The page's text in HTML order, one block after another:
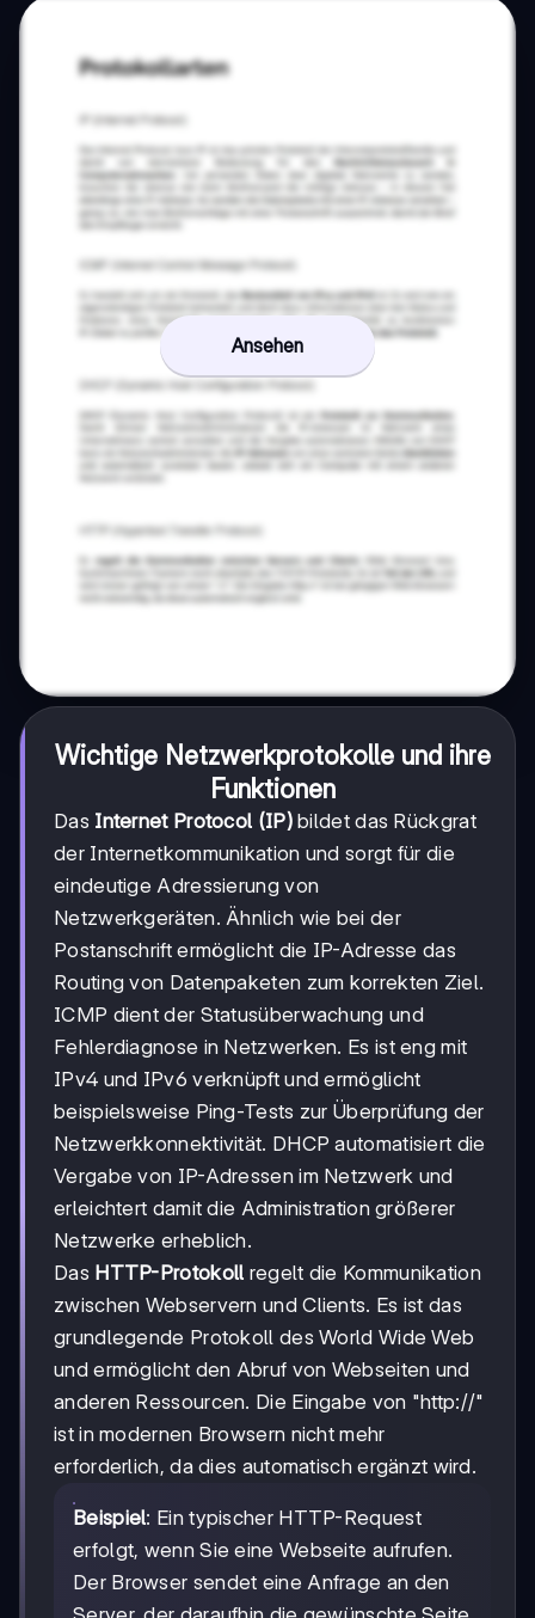
Ansehen
Wichtige Netzwerkprotokolle und ihre
Funktionen
Das Internet Protocol (IP)bildet das Rückgrat
der Internetkommunikation und sorgt für die
eindeutige Adressierung von
Netzwerkgeräten. Ähnlich wie bei der
Postanschrift ermöglicht die IP-Adresse das
Routing von Datenpaketen zum korrekten Ziel.
ICMP dient der Statusüberwachung und
Fehlerdiagnose in Netzwerken. Es ist eng mit
IPv4 und IPv6 verknüpft und ermöglicht
beispielsweise Ping-Tests zur Überprüfung der
Netzwerkkonnektivität. DHCP automatisiert die
Vergabe von IP-Adressen im Netzwerk und
erleichtert damit die Administration größerer
Netzwerke erheblich.
Das HTTP-Protokoll regelt die Kommunikation
zwischen Webservern und Clients. Es ist das
grundlegende Protokoll des World Wide Web
und ermöglicht den Abruf von Webseiten und
anderen Ressourcen. Die Eingabe von "http://"
ist in modernen Browsern nicht mehr
erforderlich, da dies automatisch ergänzt wird.
Beispiel: Ein typischer HTTP-Request
erfolgt, wenn Sie eine Webseite aufrufen.
Der Browser sendet eine Anfrage an den